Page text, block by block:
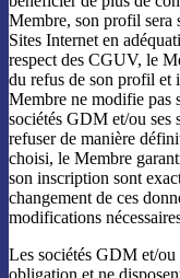
Membre, son profil sera
Sites Internet en
respect des CGUV, le
du refus de son profil et
Membre ne modifie pas
sociétés GDM et/ou ses
refuser de manière
choisi, le Membre
son inscription sont
changement de ces
modifications
Les sociétés GDM et/ou
obligation et ne